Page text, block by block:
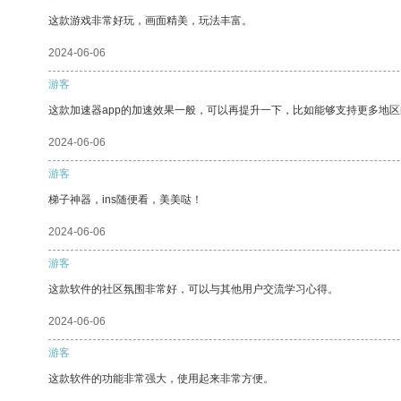
这款游戏非常好玩，画面精美，玩法丰富。
2024-06-06
游客
这款加速器app的加速效果一般，可以再提升一下，比如能够支持更多地区
2024-06-06
游客
梯子神器，ins随便看，美美哒！
2024-06-06
游客
这款软件的社区氛围非常好，可以与其他用户交流学习心得。
2024-06-06
游客
这款软件的功能非常强大，使用起来非常方便。